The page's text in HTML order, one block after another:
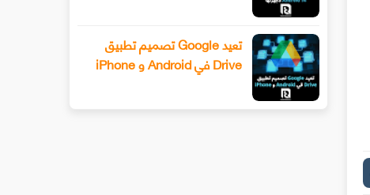
تعيد Google تصميم تطبيق
Drive في Android و iPhone